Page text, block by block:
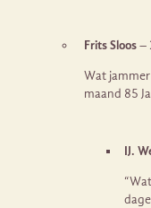
Frits Sloos–
Wat
maand 85
IJ.